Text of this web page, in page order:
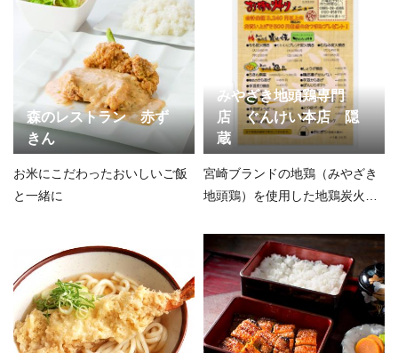
森のレストラン 赤ず
きん
お米にこだわったおいしいご飯
と一緒に
みやざき地頭鶏専門
店 ぐんけい本店 隠
蔵
宮崎ブランドの地鶏（みやざき
地頭鶏）を使用した地鶏炭火焼